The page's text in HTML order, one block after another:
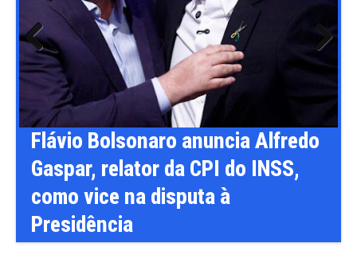
Flávio Bolsonaro anuncia Alfredo
Gaspar, relator da CPI do INSS,
como vice na disputa à
Presidência
Previ
ous
Next